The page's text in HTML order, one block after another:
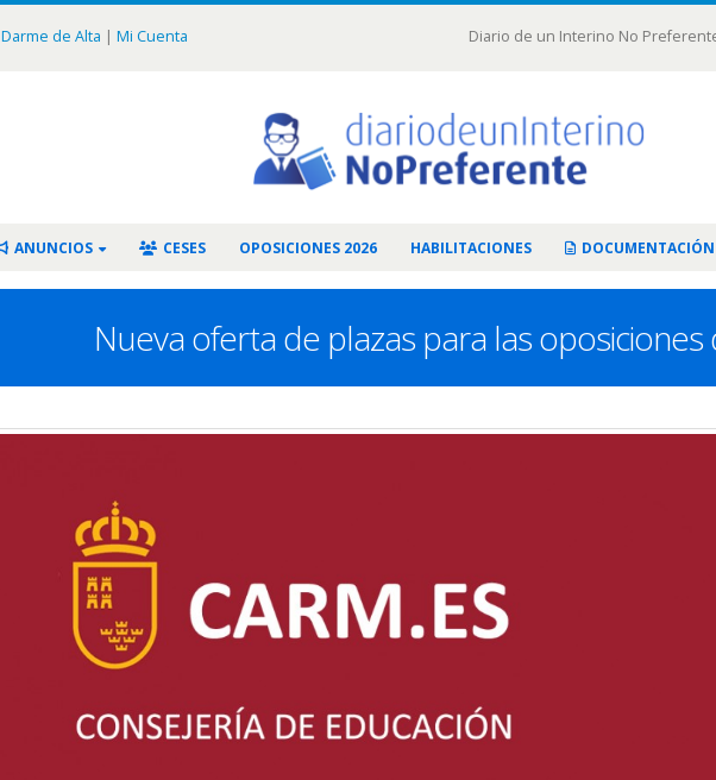
Darme de Alta | Mi Cuenta Diario de un Interino No
ANUNCIOS CESES OPOSICIONES 2026 HABILITACIONES DOCUMENTACIÓN
Nueva oferta de plazas para las